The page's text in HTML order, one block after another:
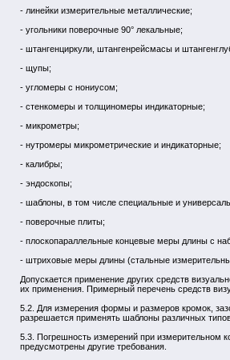
- линейки измерительные металлические;
- угольники поверочные 90° лекальные;
- штангенциркули, штангенрейсмасы и
- щупы;
- угломеры с нониусом;
- стенкомеры и толщиномеры индикаторные;
- микрометры;
- нутромеры микрометрические и индикаторные;
- калибры;
- эндоскопы;
- шаблоны, в том числе специальные и
- поверочные плиты;
- плоскопараллельные концевые меры длины с
- штриховые меры длины (стальные
Допускается применение других средств
их применения. Примерный перечень средств
5.2. Для измерения формы и размеров кромок,
разрешается применять шаблоны различных
5.3. Погрешность измерений при измерительном
предусмотрены другие требования.